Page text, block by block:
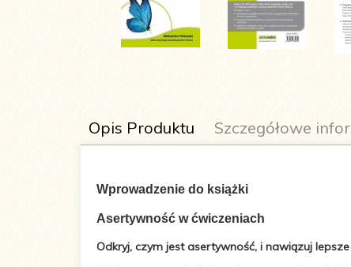
Opis Produktu Szczegółowe
Wprowadzenie do książki
Asertywność w ćwiczeniach
Odkryj, czym jest asertywność, i nawiązuj
Autor: Aleksandra Hulewska